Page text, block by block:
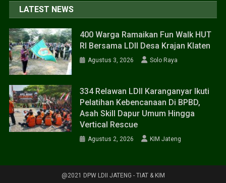
LATEST NEWS
400 Warga Ramaikan Fun Walk HUT
RI Bersama LDII Desa Krajan Klaten
Agustus 3, 2026 Solo Raya
334 Relawan LDII Karanganyar Ikuti
Pelatihan Kebencanaan Di BPBD,
Asah Skill Dapur Umum Hingga
Vertical Rescue
Agustus 2, 2026 KIM Jateng
@2021 DPW LDII JATENG - TIAT & KIM